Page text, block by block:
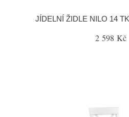
JÍDELNÍ ŽIDLE NILO 14
2 598 Kč